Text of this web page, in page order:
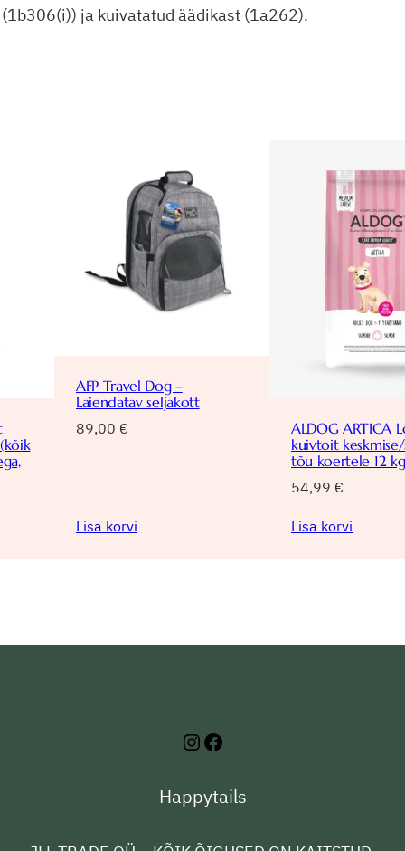
ja kuivatatud äädikast (1a262).
AFP Travel Dog –
Laiendatav seljakott
89,00 €
Lisa korvi
ALDOG ARTICA
kuivtoit
tõu koertele 12 kg
54,99 €
Lisa korvi
Instagram
Facebook
Happytails